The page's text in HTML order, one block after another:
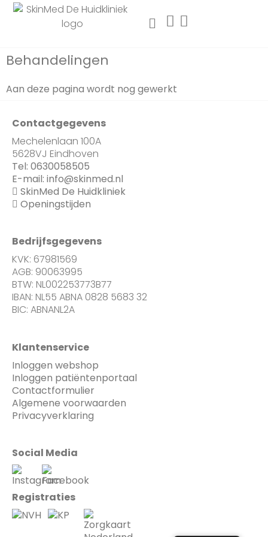
Behandelingen
Aan deze pagina wordt nog gewerkt
Contactgegevens
Mechelenlaan 100A
5628VJ Eindhoven
Tel: 0630058505
E-mail: info@skinmed.nl
SkinMed De Huidkliniek
Openingstijden
Bedrijfsgegevens
KVK: 67981569
AGB: 90063995
BTW: NL002253773B77
IBAN: NL55 ABNA 0828 5683 32
BIC: ABNANL2A
Klantenservice
Inloggen webshop
Inloggen patiëntenportaal
Contactformulier
Algemene voorwaarden
Privacyverklaring
Social Media
Registraties